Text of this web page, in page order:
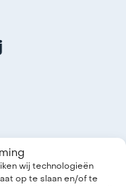
wij technologieën
op te slaan en/of te